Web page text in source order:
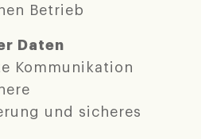
Betrieb
Daten
Kommunikation
und sicheres